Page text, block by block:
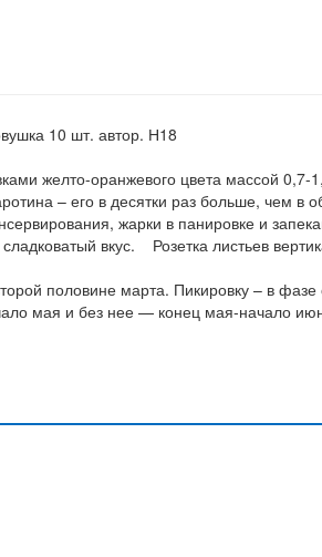
10 шт. автор. Н18
желто-оранжевого цвета массой 0,7-
– его в десятки раз больше, чем в
жарки в панировке и
вкус. Розетка листьев
половине марта. Пикировку – в
мая и без нее — конец мая-начало